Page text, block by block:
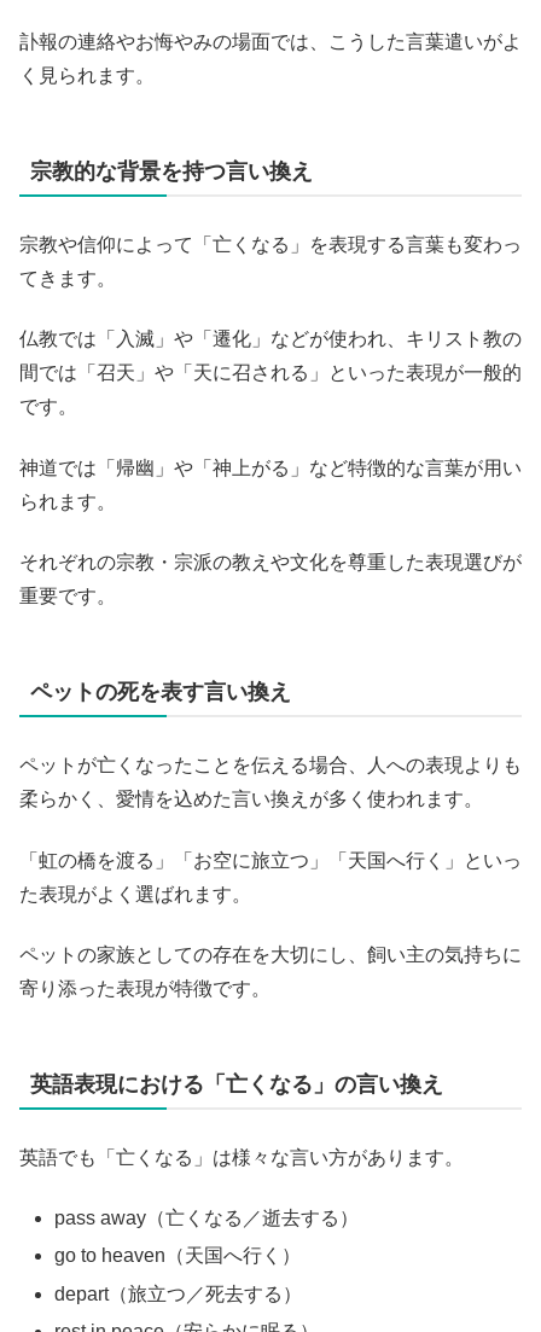
訃報の連絡やお悔やみの場面では、こうした言葉遣いがよ
く見られます。
宗教的な背景を持つ言い換え
宗教や信仰によって「亡くなる」を表現する言葉も変わっ
てきます。
仏教では「入滅」や「遷化」などが使われ、キリスト教の
間では「召天」や「天に召される」といった表現が一般的
です。
神道では「帰幽」や「神上がる」など特徴的な言葉が用い
られます。
それぞれの宗教・宗派の教えや文化を尊重した表現選びが
重要です。
ペットの死を表す言い換え
ペットが亡くなったことを伝える場合、人への表現よりも
柔らかく、愛情を込めた言い換えが多く使われます。
「虹の橋を渡る」「お空に旅立つ」「天国へ行く」といっ
た表現がよく選ばれます。
ペットの家族としての存在を大切にし、飼い主の気持ちに
寄り添った表現が特徴です。
英語表現における「亡くなる」の言い換え
英語でも「亡くなる」は様々な言い方があります。
pass away（亡くなる／逝去する）
go to heaven（天国へ行く）
depart（旅立つ／死去する）